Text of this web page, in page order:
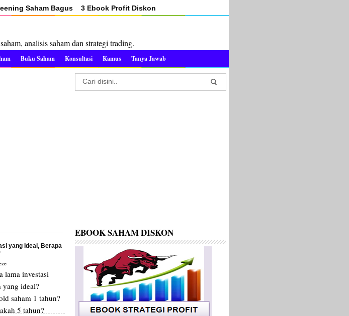
Saham Bagus 3 Ebook Profit Diskon
analisis saham dan strategi trading.
Buku Saham Konsultasi Kamus Tanya Jawab
yang Ideal, Berapa
lama investasi
yang ideal?
saham 1 tahun?
5 tahun?
EBOOK SAHAM DISKON